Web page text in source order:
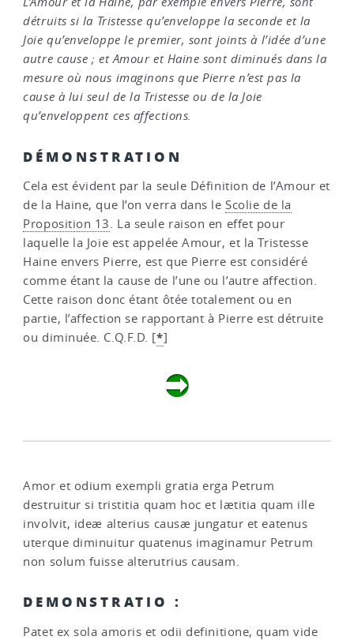
détruits si la Tristesse qu’enveloppe la seconde et la
Joie qu’enveloppe le premier, sont joints à l’idée d’une
autre cause ; et Amour et Haine sont diminués dans la
mesure où nous imaginons que Pierre n’est pas la
cause à lui seul de la Tristesse ou de la Joie
qu’enveloppent ces affections.
DÉMONSTRATION
Cela est évident par la seule Définition de l’Amour et
de la Haine, que l’on verra dans le Scolie de la
Proposition 13. La seule raison en effet pour
laquelle la Joie est appelée Amour, et la Tristesse
Haine envers Pierre, est que Pierre est considéré
comme étant la cause de l’une ou l’autre affection.
Cette raison donc étant ôtée totalement ou en
partie, l’affection se rap­portant à Pierre est détruite
ou diminuée. C.Q.F.D. [*]
Amor et odium exempli gratia erga Petrum
destruitur si tristitia quam hoc et lætitia quam ille
involvit, ideæ alterius causæ jungatur et eatenus
uterque diminuitur quatenus imaginamur Petrum
non solum fuisse alterutrius causam.
DEMONSTRATIO :
Patet ex sola amoris et odii definitione, quam vide